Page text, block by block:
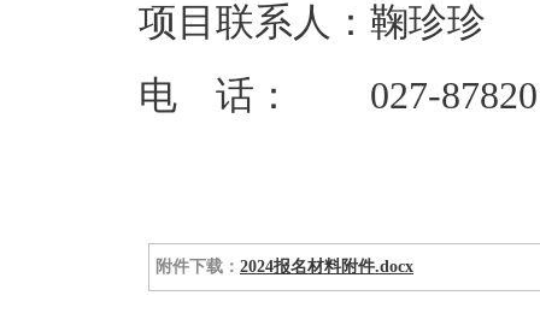
项目联系人：鞠珍珍
电 话： 027-
附件下载： 2024报名材料附件.docx